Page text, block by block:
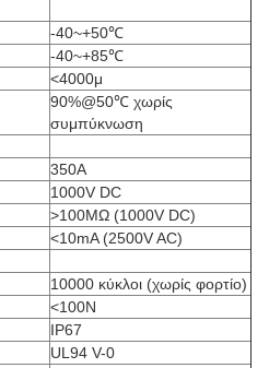
-40~+50℃
-40~+85℃
<4000μ
90%@50℃ χωρίς
συμπύκνωση
350Α
1000V DC
>100MΩ (1000V DC)
<10mA (2500V AC)
10000 κύκλοι (χωρίς φορτίο)
<100Ν
IP67
UL94 V-0